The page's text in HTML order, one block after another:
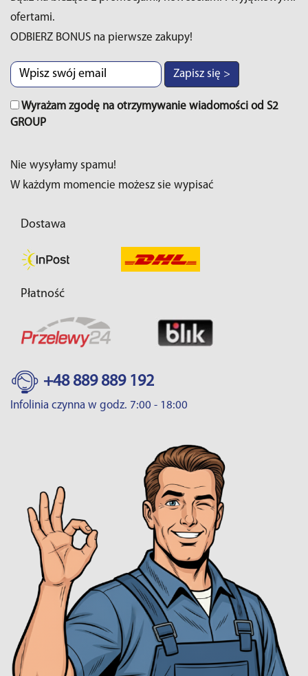
ofertami.
ODBIERZ BONUS na pierwsze zakupy!
Zapisz się >
Wyrażam zgodę na otrzymywanie wiadomości od S2
GROUP
Nie wysyłamy spamu!
W każdym momencie możesz sie wypisać
Dostawa
Płatność
+48 889 889 192
Infolinia czynna w godz. 7:00 - 18:00